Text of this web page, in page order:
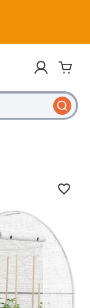
favorite_border